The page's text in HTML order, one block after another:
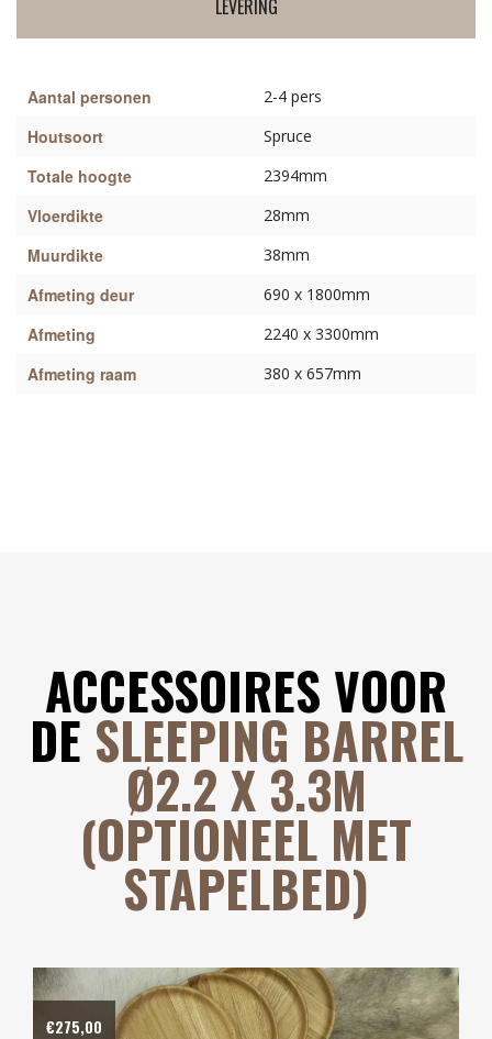
LEVERING
Aantal personen 2-4 pers
Houtsoort Spruce
Totale hoogte 2394mm
Vloerdikte 28mm
Muurdikte 38mm
Afmeting deur 690 x 1800mm
Afmeting 2240 x 3300mm
Afmeting raam 380 x 657mm
ACCESSOIRES VOOR
DESLEEPING BARREL
Ø2.2 X 3.3M
(OPTIONEEL MET
STAPELBED)
€540,00